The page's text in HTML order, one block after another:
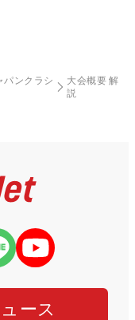
パンクラシ
大会概要 解
説
ース